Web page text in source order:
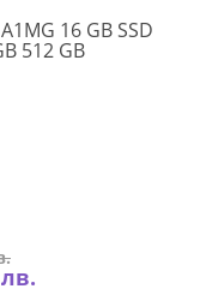
16 GB SSD
512 GBPRESTIGE
лв.